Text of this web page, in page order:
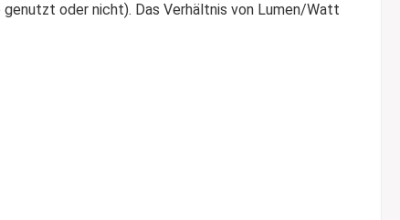
oder nicht). Das Verhältnis von Lumen/Watt